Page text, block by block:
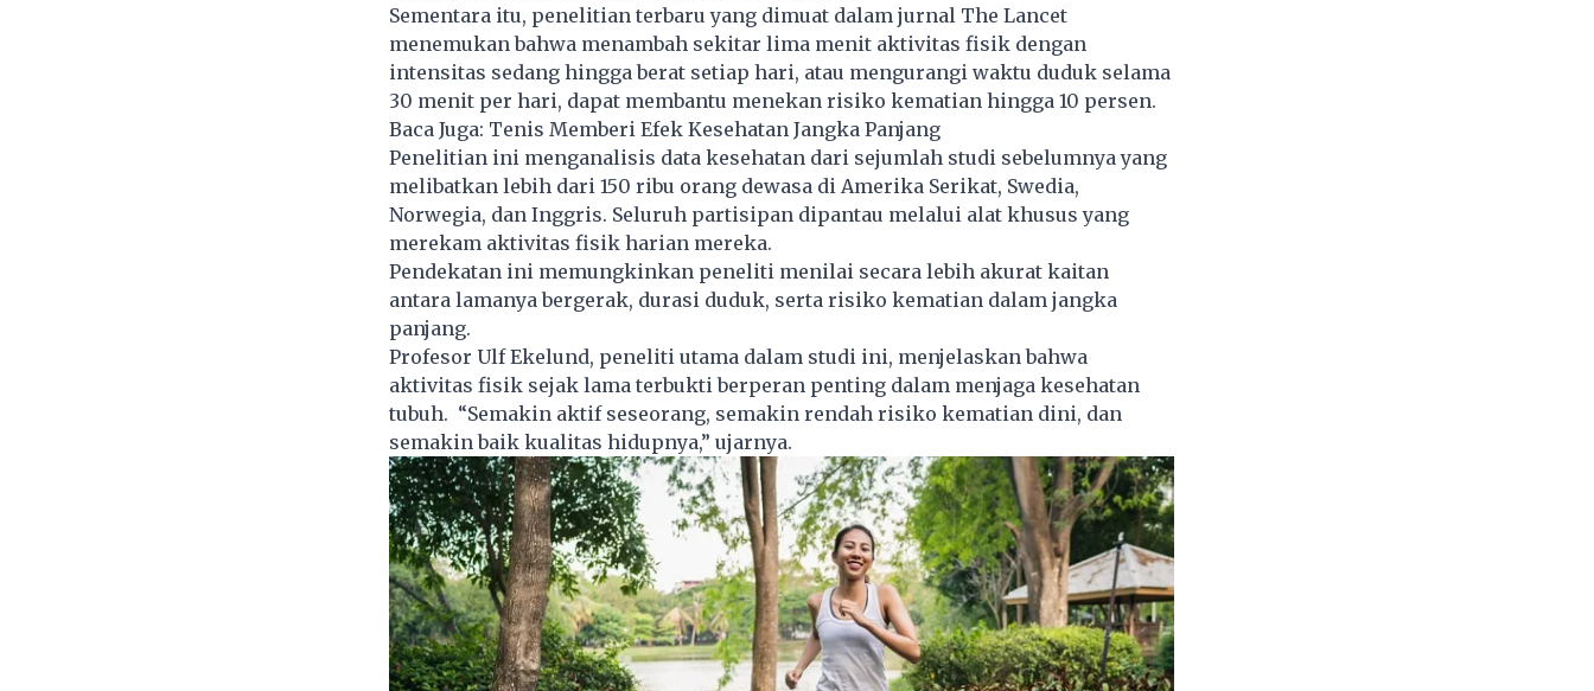
Sementara itu, penelitian terbaru yang dimuat dalam jurnal The Lancet
menemukan bahwa menambah sekitar lima menit aktivitas fisik dengan
intensitas sedang hingga berat setiap hari, atau mengurangi waktu duduk selama
30 menit per hari, dapat membantu menekan risiko kematian hingga 10 persen.
Baca Juga: Tenis Memberi Efek Kesehatan Jangka Panjang
Penelitian ini menganalisis data kesehatan dari sejumlah studi sebelumnya yang
melibatkan lebih dari 150 ribu orang dewasa di Amerika Serikat, Swedia,
Norwegia, dan Inggris. Seluruh partisipan dipantau melalui alat khusus yang
merekam aktivitas fisikharian mereka.
Pendekatan ini memungkinkan peneliti menilai secara lebih akurat kaitan
antara lamanya bergerak, durasi duduk, serta risiko kematian dalam jangka
panjang.
Profesor Ulf Ekelund, peneliti utama dalam studi ini, menjelaskan bahwa
aktivitas fisik sejak lama terbukti berperan penting dalam menjaga kesehatan
tubuh. “Semakin aktif seseorang, semakin rendah risiko kematian dini, dan
semakin baik kualitas hidupnya,” ujarnya.